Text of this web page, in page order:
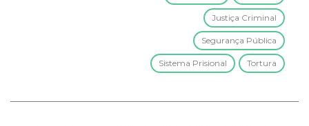
Justiça Criminal
Segurança Pública
Sistema Prisional Tortura